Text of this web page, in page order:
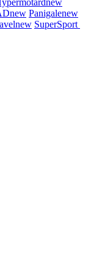
new
new Panigalenew
new SuperSport